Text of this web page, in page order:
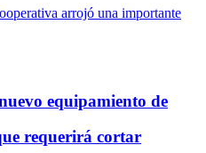
equipamiento de
requerirá cortar